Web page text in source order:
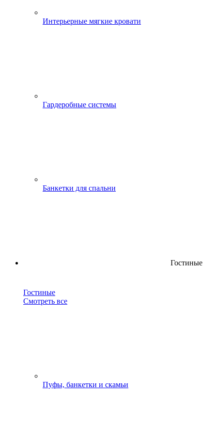
Интерьерные мягкие кровати
Гардеробные системы
Банкетки для спальни
Гостиные
Гостиные
Смотреть все
Пуфы, банкетки и скамьи